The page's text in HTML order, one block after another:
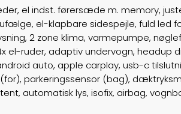
el indst. førersæde m. memory,
el-klapbare sidespejle, fuld led
2 zone klima, varmepumpe,
el-ruder, adaptiv undervogn, headup
auto, apple carplay, usb-c
parkeringssensor (bag),
automatisk lys, isofix, airbag,